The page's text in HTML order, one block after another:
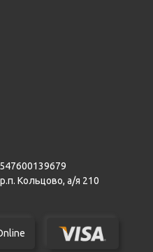
Кольцово, а/я 210